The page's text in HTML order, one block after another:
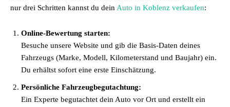
nur drei Schritten kannst du dein Auto in Koblenz verkaufen:
Online-Bewertung starten:
Besuche unsere Website und gib die Basis-Daten deines
Fahrzeugs (Marke, Modell, Kilometerstand und Baujahr) ein.
Du erhältst sofort eine erste Einschätzung.
Persönliche Fahrzeugbegutachtung:
Ein Experte begutachtet dein Auto vor Ort und erstellt ein